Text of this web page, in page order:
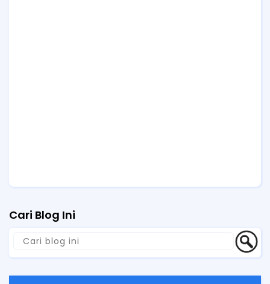
Cari Blog Ini